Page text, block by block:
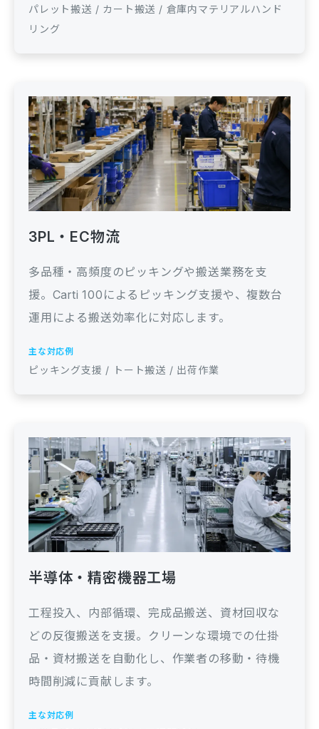
パレット搬送 / カート搬送 / 倉庫内マテリアルハンド
リング
3PL・EC物流
多品種・高頻度のピッキングや搬送業務を支
援。Carti 100によるピッキング支援や、複数台
運用による搬送効率化に対応します。
主な対応例
ピッキング支援 / トート搬送 / 出荷作業
半導体・精密機器工場
工程投入、内部循環、完成品搬送、資材回収な
どの反復搬送を支援。クリーンな環境での仕掛
品・資材搬送を自動化し、作業者の移動・待機
時間削減に貢献します。
主な対応例